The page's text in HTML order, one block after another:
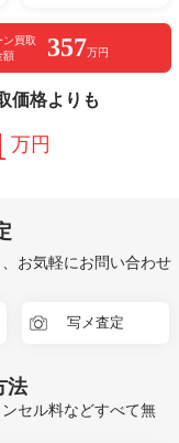
ン買取
額
357万円
価格よりも
万円
お気軽にお問い合わせ
写メ査定
法
セル料などすべて無